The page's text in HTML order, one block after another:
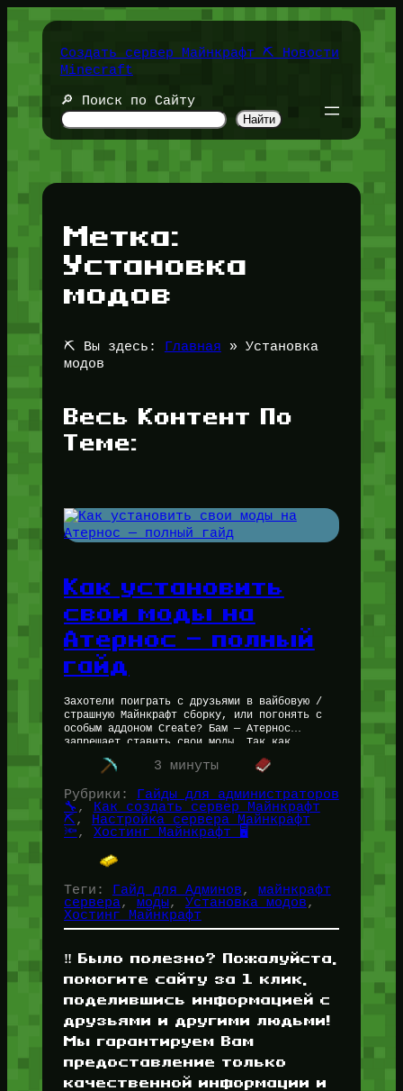
содержимомуСоздать сервер Майнкрафт ⛏️ Новости
Minecraft
🔎 Поиск по Сайту
Найти
Метка:
Установка
модов
⛏️ Вы здесь: Главная » Установка
модов
Весь Контент По
Теме:
Как установить
свои моды на
Атернос — полный
гайд
Захотели поиграть с друзьями в вайбовую /
страшную Майнкрафт сборку, или погонять с
особым аддоном Create? Бам — Атернос
запрещает ставить свои моды. Так как
установить свои моды на атернос?…
3 минуты
Рубрики:
Гайды для администраторов
🔧 ,
Как создать сервер Майнкрафт
⛏️,
Настройка сервера Майнкрафт
🔦, Хостинг Майнкрафт 🖥️
Теги: Гайд для Админов, майнкрафт
сервера, моды, Установка модов
Хостинг Майнкрафт
‼️ Было полезно? Пожалуйста,
помогите сайту за 1 клик,
поделившись информацией с
друзьями и другими людьми!
Мы гарантируем Вам
предоставление только
качественной информации и